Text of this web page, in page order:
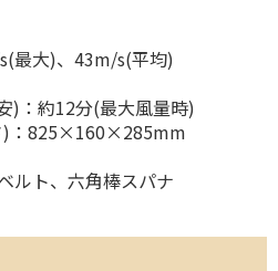
最大)、43m/s(平均)
)：約12分(最大風量時)
：825×160×285mm
ルト、六角棒スパナ